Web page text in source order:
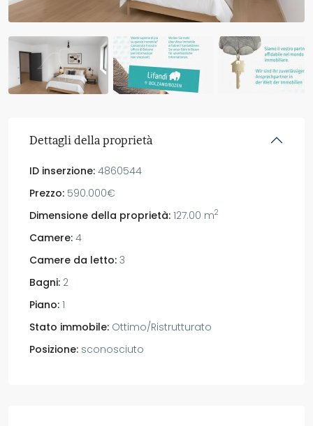
Dettagli della proprietà
ID inserzione: 4860544
Prezzo: 590.000€
Dimensione della proprietà: 127.00 m2
Camere: 4
Camere da letto: 3
Bagni: 2
Piano: 1
Stato immobile: Ottimo/Ristrutturato
Posizione: sconosciuto